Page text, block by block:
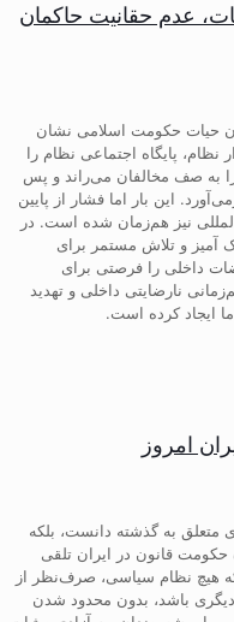
عدم حقانیت حاکمان
حیات حکومت اسلامی نشان
پایگاه اجتماعی نظام را
به صف مخالفان می‌راند و پس
این بار اما فشار از پایین
نیز هم‌زمان شده است. در
آمیز و تلاش مستمر برای
داخلی را فرصتی برای
نارضایتی داخلی و تهدید
ایجاد کرده است.
امروز
متعلق به گذشته دانست، بلکه
حکومت قانون در ایران تلقی
هیچ نظام سیاسی، صرف‌نظر از
باشد، بدون محدود شدن